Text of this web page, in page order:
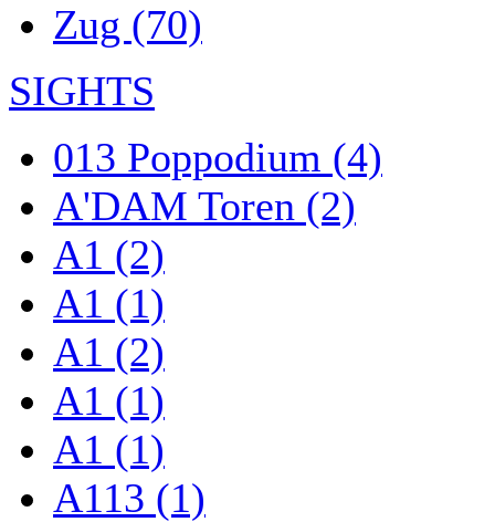
Zug (70)
SIGHTS
013 Poppodium (4)
A'DAM Toren (2)
A1 (2)
A1 (1)
A1 (2)
A1 (1)
A1 (1)
A113 (1)